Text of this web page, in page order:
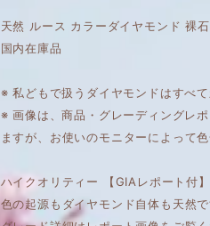
天然 ルース カラーダイヤモンド 裸石
国内在庫品
※ 私どもで扱うダイヤモンドはすべて
※ 画像は、商品・グレーディングレ
ますが、お使いのモニターによって
ハイクオリティー 【GIAレポート付】
色の起源もダイヤモンド自体も天然で